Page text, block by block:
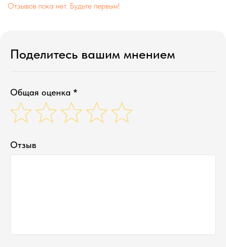
Отзывов пока нет. Будьте первым!
Поделитесь вашим мнением
Общая оценка *
Отзыв